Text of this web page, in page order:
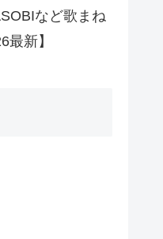
など歌まね
新】